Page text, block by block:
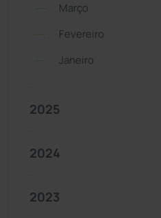
Março
Fevereiro
Janeiro
2025
2024
2023